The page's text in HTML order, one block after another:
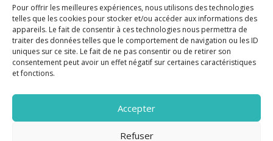
Pour offrir les meilleures expériences, nous utilisons des technologies
telles que les cookies pour stocker et/ou accéder aux informations des
appareils. Le fait de consentir à ces technologies nous permettra de
traiter des données telles que le comportement de navigation ou les ID
uniques sur ce site. Le fait de ne pas consentir ou de retirer son
consentement peut avoir un effet négatif sur certaines caractéristiques
et fonctions.
Accepter
Refuser
TERRASSE PARKING
350 000 €